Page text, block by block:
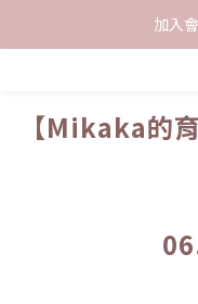
限時下單
加入
限時下單
【Mikaka的